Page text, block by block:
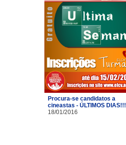
Procura-se candidatos a
cineastas - ÚLTIMOS DIAS!!!
18/01/2016